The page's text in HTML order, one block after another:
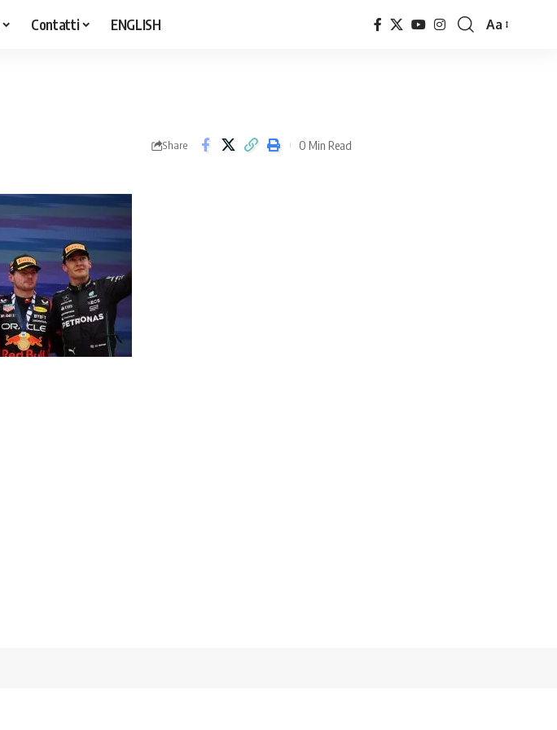
Contatti ENGLISH
Font
Aa
Share 0 Min Read